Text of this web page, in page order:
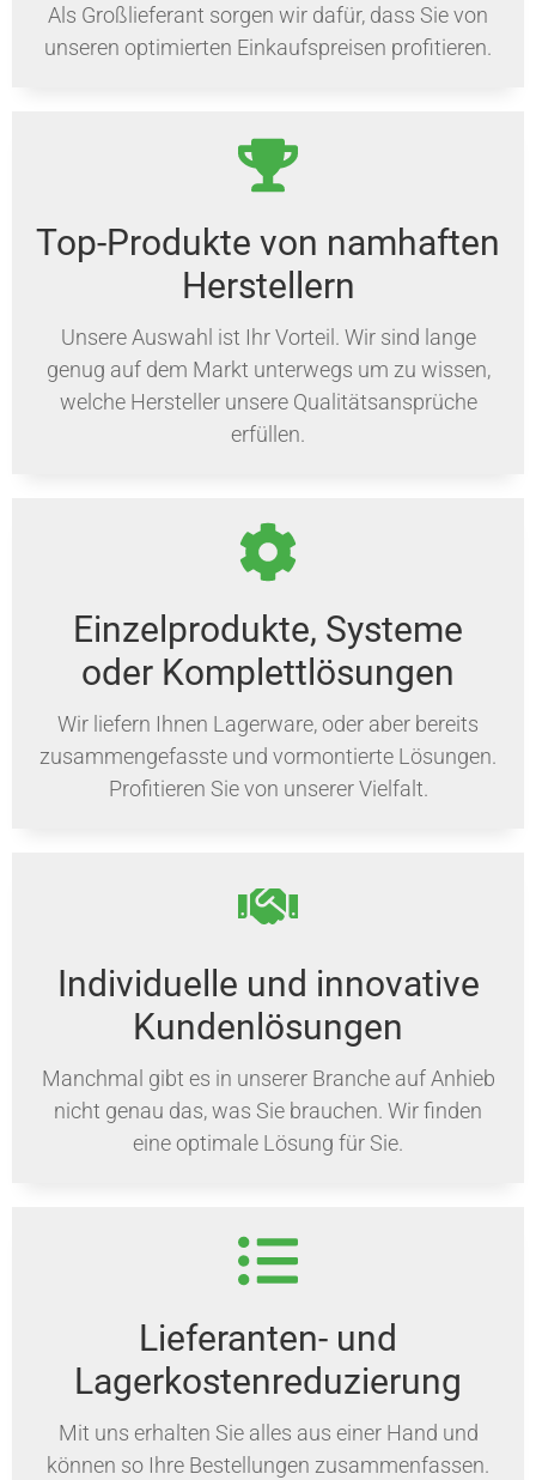
Als Großlieferant sorgen wir dafür, dass Sie von
unseren optimierten Einkaufspreisen profitieren.
Top-Produkte von namhaften
Herstellern
Unsere Auswahl ist Ihr Vorteil. Wir sind lange
genug auf dem Markt unterwegs um zu wissen,
welche Hersteller unsere Qualitätsansprüche
erfüllen.
Einzelprodukte, Systeme
oder Komplettlösungen
Wir liefern Ihnen Lagerware, oder aber bereits
zusammengefasste und vormontierte Lösungen.
Profitieren Sie von unserer Vielfalt.
Individuelle und innovative
Kundenlösungen
Manchmal gibt es in unserer Branche auf Anhieb
nicht genau das, was Sie brauchen. Wir finden
eine optimale Lösung für Sie.
Lieferanten- und
Lagerkostenreduzierung
Mit uns erhalten Sie alles aus einer Hand und
können so Ihre Bestellungen zusammenfassen.